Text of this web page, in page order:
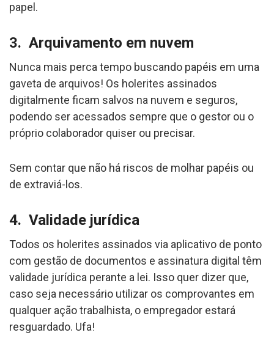
papel.
3. Arquivamento em nuvem
Nunca mais perca tempo buscando papéis em uma
gaveta de arquivos! Os holerites assinados
digitalmente ficam salvos na nuvem e seguros,
podendo ser acessados sempre que o gestor ou o
próprio colaborador quiser ou precisar.
Sem contar que não há riscos de molhar papéis ou
de extraviá-los.
4. Validade jurídica
Todos os holerites assinados via aplicativo de ponto
com gestão de documentos e assinatura digital têm
validade jurídica perante a lei. Isso quer dizer que,
caso seja necessário utilizar os comprovantes em
qualquer ação trabalhista, o empregador estará
resguardado. Ufa!